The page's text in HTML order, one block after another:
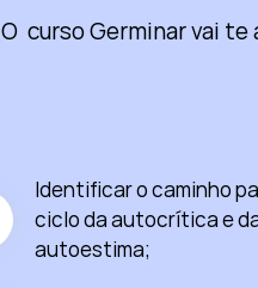
O curso Germinar vai te
Identificar o caminho
ciclo da autocrítica e
autoestima;